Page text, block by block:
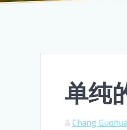
单纯
Chang Guohua